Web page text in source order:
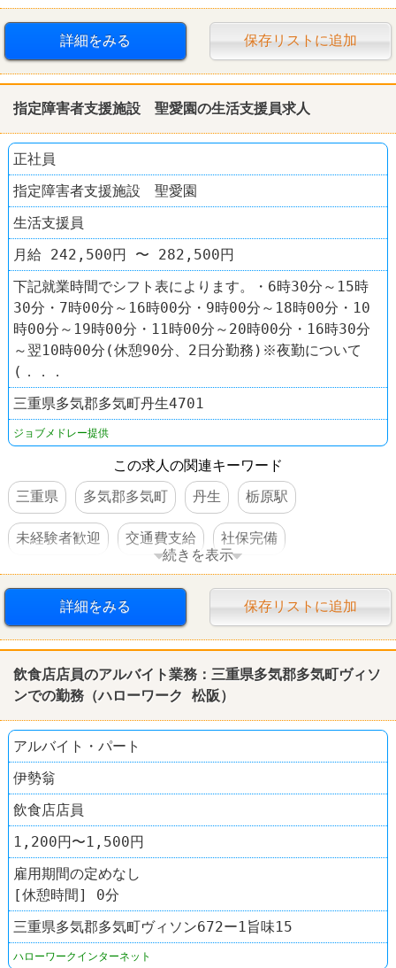
詳細をみる 保存リストに追加
指定障害者支援施設 聖愛園の生活支援員求人
正社員
指定障害者支援施設 聖愛園
生活支援員
月給 242,500円 〜 282,500円
下記就業時間でシフト表によります。・6時30分～15時
30分・7時00分～16時00分・9時00分～18時00分・10
時00分～19時00分・11時00分～20時00分・16時30分
～翌10時00分(休憩90分、2日分勤務)※夜勤について
(．．．
三重県多気郡多気町丹生4701
ジョブメドレー提供
この求人の関連キーワード
三重県
多気郡多気町 丹生 栃原駅
未経験者歓迎 交通費支給 社保完備
車・バイク通勤可
続きを表示
詳細をみる 保存リストに追加
飲食店店員のアルバイト業務：三重県多気郡多気町ヴィソ
ンでの勤務（ハローワーク 松阪）
アルバイト・パート
伊勢翁
飲食店店員
1,200円〜1,500円
雇用期間の定めなし
[休憩時間] 0分
三重県多気郡多気町ヴィソン672ー1旨味15
ハローワークインターネット